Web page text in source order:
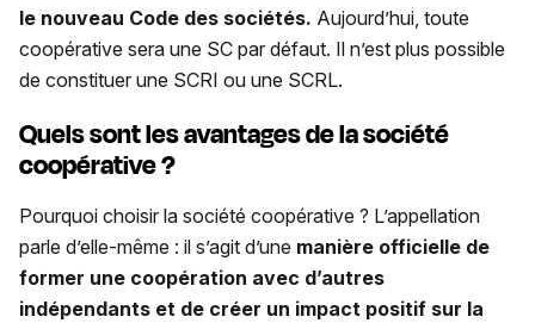
le nouveau Code des sociétés. Aujourd’hui, toute
coopérative sera une SC par défaut. Il n’est plus possible
de constituer une SCRI ou une SCRL.
Quels sont les avantages de la société
coopérative ?
Pourquoi choisir la société coopérative ? L’appellation
parle d’elle-même : il s’agit d’une manière officielle de
former une coopération avec d’autres
indépendants et de créer un impact positif sur la